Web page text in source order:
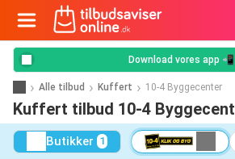
Download vores app 📲
Alle tilbud Kuffert 10-4 Byggecenter
Kuffert tilbud 10-4
Butikker 1